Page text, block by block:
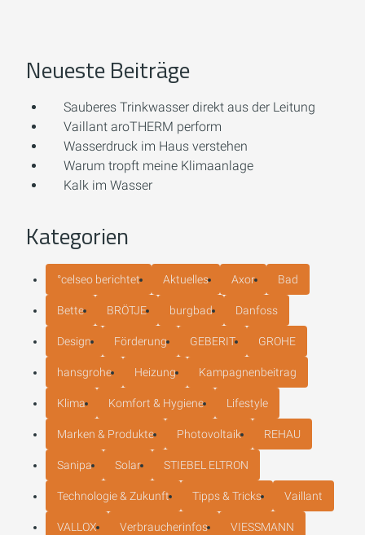
Neueste Beiträge
Sauberes Trinkwasser direkt aus der Leitung
Vaillant aroTHERM perform
Wasserdruck im Haus verstehen
Warum tropft meine Klimaanlage
Kalk im Wasser
Kategorien
°celseo berichtet Aktuelles Axor Bad
Bette BRÖTJE burgbad Danfoss
Design Förderung GEBERIT GROHE
hansgrohe Heizung Kampagnenbeitrag
Klima Komfort & Hygiene Lifestyle
Marken & Produkte Photovoltaik REHAU
Sanipa Solar STIEBEL ELTRON
Technologie & Zukunft Tipps & Tricks Vaillant
VALLOX Verbraucherinfos VIESSMANN